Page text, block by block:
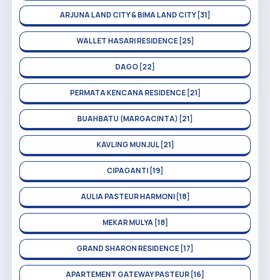
ARJUNA LAND CITY & BIMA LAND CITY [31]
WALLET HASARI RESIDENCE [25]
DAGO [22]
PERMATA KENCANA RESIDENCE [21]
BUAHBATU (MARGACINTA) [21]
KAVLING MUNJUL [21]
CIPAGANTI [19]
AULIA PASTEUR HARMONI [18]
MEKAR MULYA [18]
GRAND SHARON RESIDENCE [17]
APARTEMENT GATEWAY PASTEUR [16]